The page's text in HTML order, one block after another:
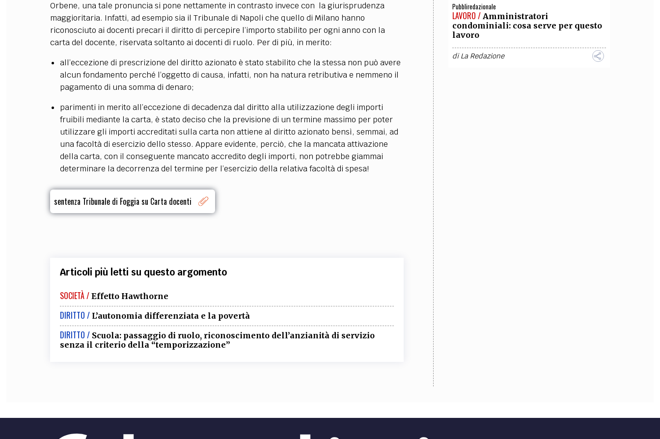
Orbene, una tale pronuncia si pone nettamente in contrasto invece con la giurisprudenza
maggioritaria. Infatti, ad esempio sia il Tribunale di Napoli che quello di Milano hanno
riconosciuto ai docenti precari il diritto di percepire l’importo stabilito per ogni anno con la
carta del docente, riservata soltanto ai docenti di ruolo. Per di più, in merito:
all’eccezione di prescrizione del diritto azionato è stato stabilito che la stessa non può avere
alcun fondamento perché l’oggetto di causa, infatti, non ha natura retributiva e nemmeno il
pagamento di una somma di denaro;
parimenti in merito all’eccezione di decadenza dal diritto alla utilizzazione degli importi
fruibili mediante la carta, è stato deciso che la previsione di un termine massimo per poter
utilizzare gli importi accreditati sulla carta non attiene al diritto azionato bensì, semmai, ad
una facoltà di esercizio dello stesso. Appare evidente, perciò, che la mancata attivazione
della carta, con il conseguente mancato accredito degli importi, non potrebbe giammai
determinare la decorrenza del termine per l’esercizio della relativa facoltà di spesa!
sentenza Tribunale di Foggia su Carta docenti
Articoli più letti su questo argomento
SOCIETÀ / Effetto Hawthorne
DIRITTO / L’autonomia differenziata e la povertà
DIRITTO / Scuola: passaggio di ruolo, riconoscimento dell’anzianità di servizio
senza il criterio della “temporizzazione”
Pubbliredazionale
LAVORO / Amministratori
condominiali: cosa serve per questo
lavoro
diLa Redazione